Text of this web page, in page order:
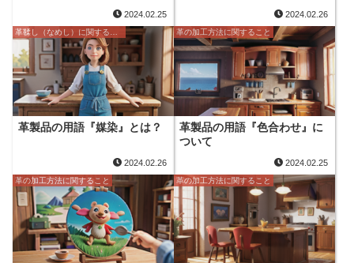
2024.02.25 2024.02.26
革製品の用語『媒染』とは？
2024.02.26
革の加工方法に関すること
革製品の用語『色合わせ』に
ついて
2024.02.25
革の加工方法に関すること 革の加工方法に関すること